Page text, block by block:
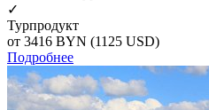
✓
Турпродукт
от 3416 BYN (1125 USD)
Подробнее